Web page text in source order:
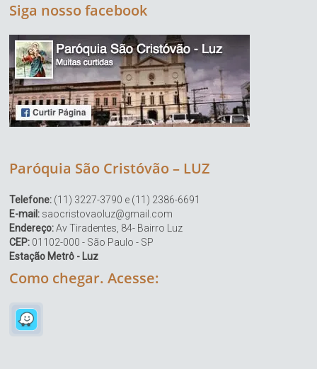
Siga nosso facebook
Paróquia São Cristóvão – LUZ
Telefone: (11) 3227-3790 e (11) 2386-6691
E-mail: saocristovaoluz@gmail.com
Endereço:Av Tiradentes, 84- Bairro Luz
CEP: 01102-000 - São Paulo - SP
Estação Metrô - Luz
Como chegar. Acesse: